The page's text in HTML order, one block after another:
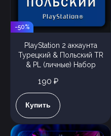
-50%
PlayStation 2 аккаунта
Турецкий & Польский TR
& PL (личные) Набор
190 ₽
Купить